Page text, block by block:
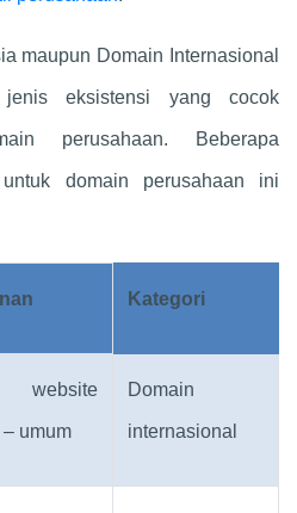
maupun Domain Internasional
eksistensi yang cocok
perusahaan. Beberapa
domain perusahaan ini
Kategori
website
umum
Domain
internasional